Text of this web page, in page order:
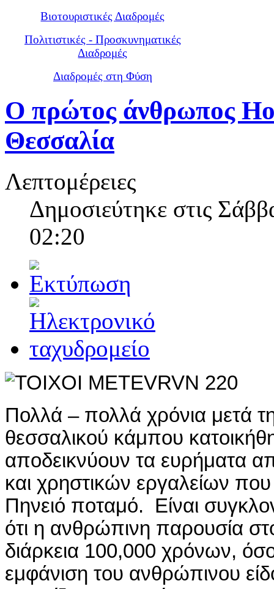
Βιοτουριστικές Διαδρομές
Πολιτιστικές - Προσκυνηματικές
Διαδρομές
Διαδρομές στη Φύση
Ο πρώτος άνθρωπος
Θεσσαλία
Λεπτομέρειες
Δημοσιεύτηκε στις
02:20
Πολλά – πολλά χρόνια μετά
θεσσαλικού κάμπου
αποδεικνύουν τα ευρήματα
και χρηστικών εργαλείων
Πηνειό ποταμό. Είναι
ότι η ανθρώπινη παρουσία
διάρκεια 100,000 χρόνων,
εμφάνιση του ανθρώπινου